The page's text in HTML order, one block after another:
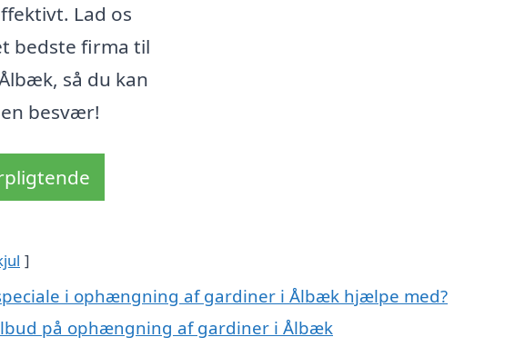
Lad os
bedste firma til
så du kan
besvær!
i ophængning af gardiner i Ålbæk hjælpe med?
på ophængning af gardiner i Ålbæk